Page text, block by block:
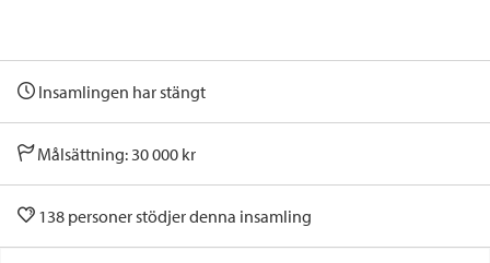
Insamlingen har stängt
Målsättning: 30 000 kr
138 personer stödjer denna insamling